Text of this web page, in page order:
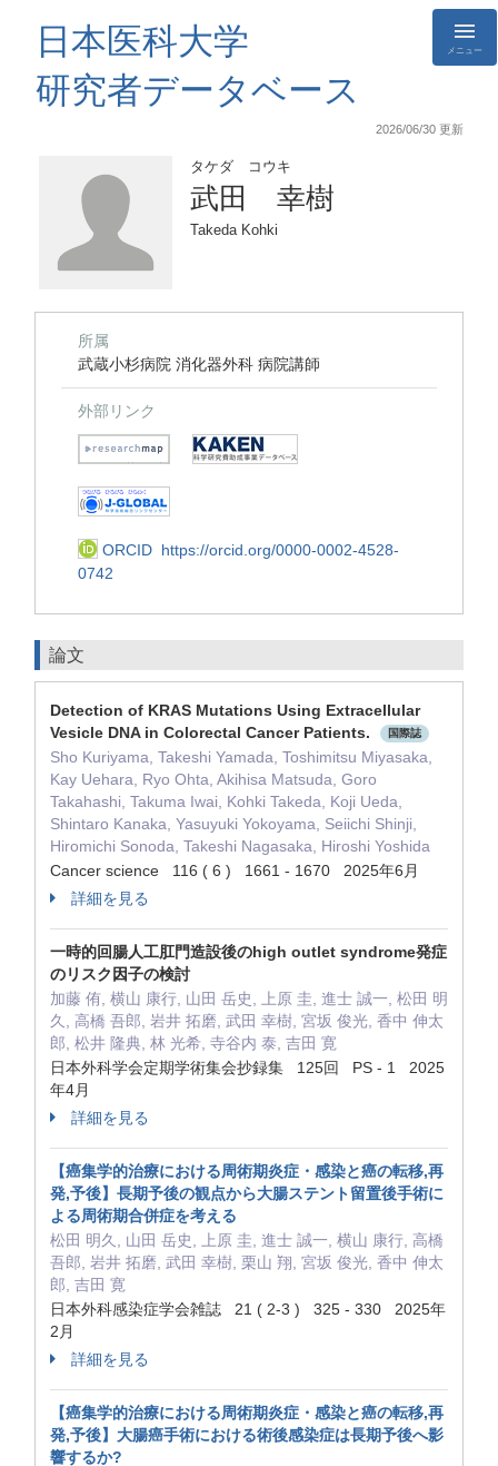
日本医科大学
研究者データベース
メニュー
2026/06/30 更新
タケダ コウキ
武田 幸樹
Takeda Kohki
所属
武蔵小杉病院 消化器外科 病院講師
外部リンク
ORCID https://orcid.org/0000-0002-4528-
0742
論文
Detection of KRAS Mutations Using Extracellular
Vesicle DNA in Colorectal Cancer Patients.
国際誌
Sho Kuriyama, Takeshi Yamada, Toshimitsu Miyasaka,
Kay Uehara, Ryo Ohta, Akihisa Matsuda, Goro
Takahashi, Takuma Iwai, Kohki Takeda, Koji Ueda,
Shintaro Kanaka, Yasuyuki Yokoyama, Seiichi Shinji,
Hiromichi Sonoda, Takeshi Nagasaka, Hiroshi Yoshida
Cancer science 116 ( 6 ) 1661 - 1670 2025年6月
詳細を見る
一時的回腸人工肛門造設後のhigh outlet syndrome発症
のリスク因子の検討
加藤 侑, 横山 康行, 山田 岳史, 上原 圭, 進士 誠一, 松田 明
久, 高橋 吾郎, 岩井 拓磨, 武田 幸樹, 宮坂 俊光, 香中 伸太
郎, 松井 隆典, 林 光希, 寺谷内 泰, 吉田 寛
日本外科学会定期学術集会抄録集 125回 PS - 1 2025
年4月
詳細を見る
【癌集学的治療における周術期炎症・感染と癌の転移,再
発,予後】長期予後の観点から大腸ステント留置後手術に
よる周術期合併症を考える
松田 明久, 山田 岳史, 上原 圭, 進士 誠一, 横山 康行, 高橋
吾郎, 岩井 拓磨, 武田 幸樹, 栗山 翔, 宮坂 俊光, 香中 伸太
郎, 吉田 寛
日本外科感染症学会雑誌 21 ( 2-3 ) 325 - 330 2025年
2月
詳細を見る
【癌集学的治療における周術期炎症・感染と癌の転移,再
発,予後】大腸癌手術における術後感染症は長期予後へ影
響するか?